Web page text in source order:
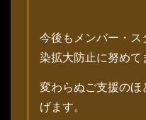
今後もメンバー・ス
染拡大防止に努めて
変わらぬご支援のほ
げます。